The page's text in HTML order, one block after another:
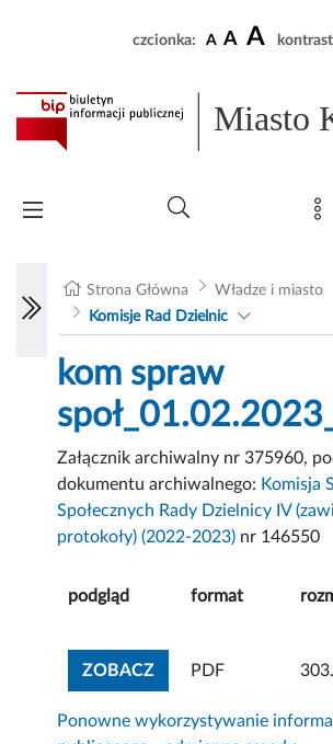
czcionka: A A A
Miasto
Strona Główna Władze i miasto
Komisje Rad Dzielnic
kom spraw
Załącznik archiwalny nr 375960,
dokumentu archiwalnego: Komisja
Społecznych Rady Dzielnicy IV
protokoły) (2022-2023) nr 146550
podgląd format
ZOBACZZOBACZ ZAŁĄCZNIK
PDF
Ponowne wykorzystywanie